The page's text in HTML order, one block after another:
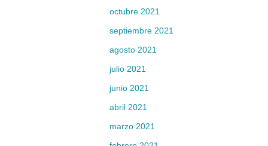
octubre 2021
septiembre 2021
agosto 2021
julio 2021
junio 2021
abril 2021
marzo 2021